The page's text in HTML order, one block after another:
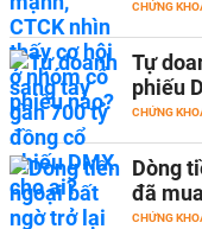
CHỨNG
Tự
phiếu
CHỨNG
Dòng
đã
CHỨNG